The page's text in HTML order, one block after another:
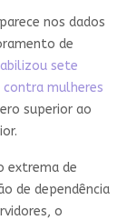
nos dados
de
sete
mulheres
superior ao
extrema de
de dependência
o